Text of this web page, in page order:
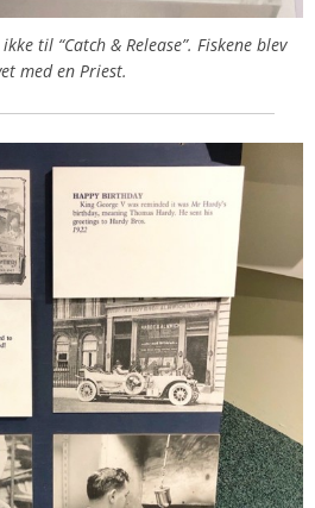
til “Catch & Release”. Fiskene blev
med en Priest.